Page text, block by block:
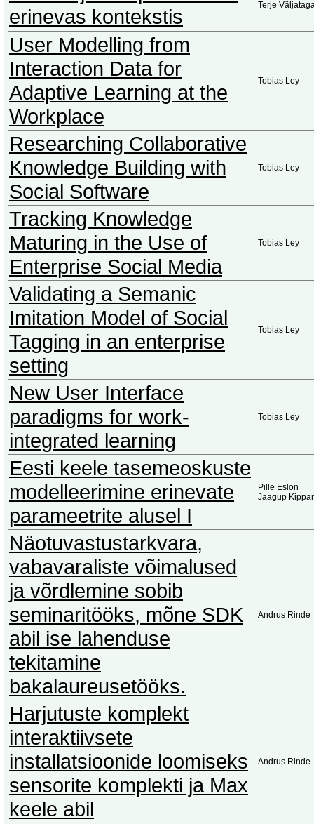
erinevas kontekstis
Terje
User Modelling from
Interaction Data for
Adaptive Learning at the
Workplace
Tobias Ley
Researching Collaborative
Knowledge Building with
Social Software
Tobias Ley
Tracking Knowledge
Maturing in the Use of
Enterprise Social Media
Tobias Ley
Validating a Semanic
Imitation Model of Social
Tagging in an enterprise
setting
Tobias Ley
New User Interface
paradigms for work-
integrated learning
Tobias Ley
Eesti keele tasemeoskuste
modelleerimine erinevate
parameetrite alusel I
Pille Eslon
Jaagup Kippar
Näotuvastustarkvara,
vabavaraliste võimalused
ja võrdlemine sobib
seminaritööks, mõne SDK
abil ise lahenduse
tekitamine
bakalaureusetööks.
Andrus Rinde
Harjutuste komplekt
interaktiivsete
installatsioonide loomiseks
sensorite komplekti ja Max
keele abil
Andrus Rinde